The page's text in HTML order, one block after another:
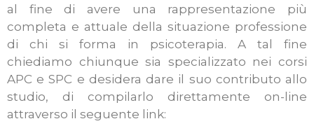
al fine di avere una rappresentazione più
completa e attuale della situazione professione
di chi si forma in psicoterapia. A tal fine
chiediamo chiunque sia specializzato nei corsi
APC e SPC e desidera dare il suo contributo allo
studio, di compilarlo direttamente on-line
attraverso il seguente link: